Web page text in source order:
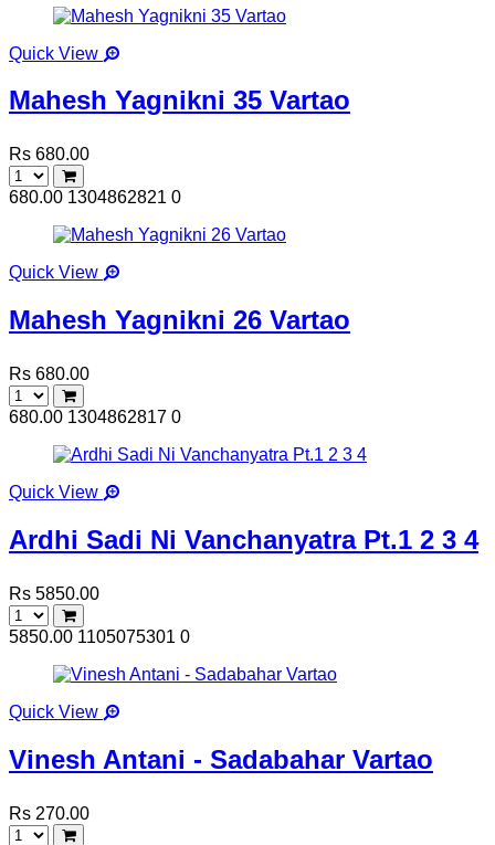
Quick View
Mahesh Yagnikni 35 Vartao
Rs 680.00
680.00 1304862821 0
Quick View
Mahesh Yagnikni 26 Vartao
Rs 680.00
680.00 1304862817 0
Quick View
Ardhi Sadi Ni Vanchanyatra Pt.1 2 3 4
Rs 5850.00
5850.00 1105075301 0
Quick View
Vinesh Antani - Sadabahar Vartao
Rs 270.00